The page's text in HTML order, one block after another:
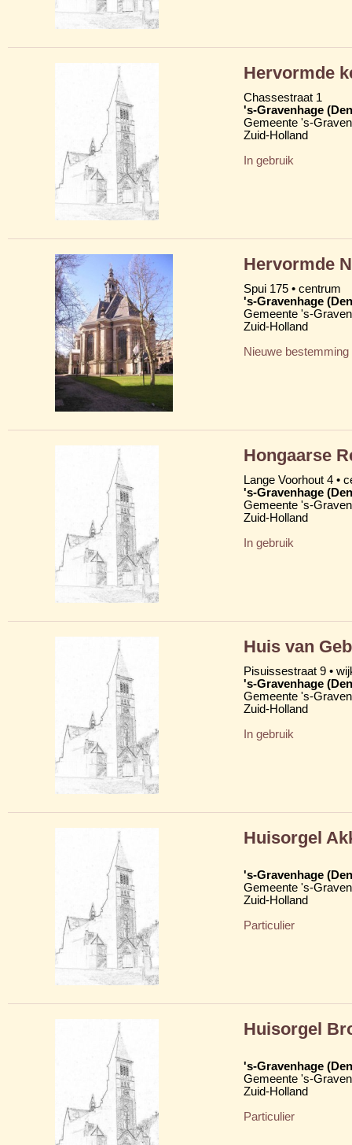
Hervormde
Chassestraat 1
's-Gravenhage
Gemeente 's-
Zuid-Holland
In gebruik
Hervormde
Spui 175 • centrum
's-Gravenhage
Gemeente 's-
Zuid-Holland
Nieuwe bestemming
Hongaarse
Lange Voorhout 4 •
's-Gravenhage
Gemeente 's-
Zuid-Holland
In gebruik
Huis van
Pisuissestraat 9 •
's-Gravenhage
Gemeente 's-
Zuid-Holland
In gebruik
Huisorgel
's-Gravenhage
Gemeente 's-
Zuid-Holland
Particulier
Huisorgel
's-Gravenhage
Gemeente 's-
Zuid-Holland
Particulier